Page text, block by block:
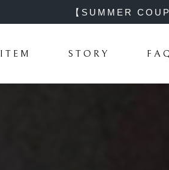
【SUMMER
ITEM STORY